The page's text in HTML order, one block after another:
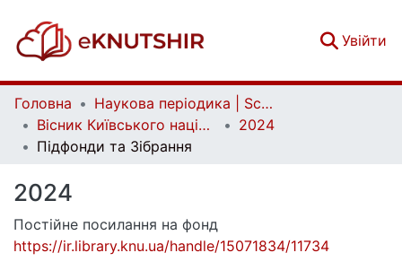
Увійти
Головна
Наукова періодика | Scientific periodicals
Вісник Київського національного університету імені Тараса Шевченка. Економіка | Bulletin of Taras Shevchenko National University of Kyiv. Economics
2024
Підфонди та Зібрання
2024
Постійне посилання на фонд
https://ir.library.knu.ua/handle/15071834/11734